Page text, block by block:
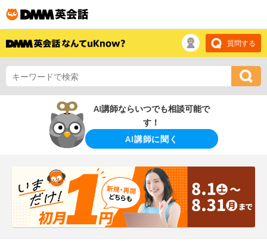
質問する
AI講師ならいつでも相談可能で
す！
AI講師に聞く